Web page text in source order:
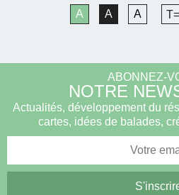
A A A T=
ABONNEZ-
NOTRE
Actualités, développement du
cartes, idées de balades,